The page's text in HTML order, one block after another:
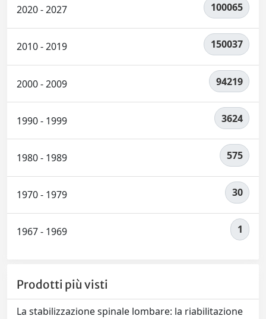
2020 - 2027 100065
2010 - 2019 150037
2000 - 2009 94219
1990 - 1999 3624
1980 - 1989 575
1970 - 1979 30
1967 - 1969 1
Prodotti più visti
La stabilizzazione spinale lombare: la riabilitazione